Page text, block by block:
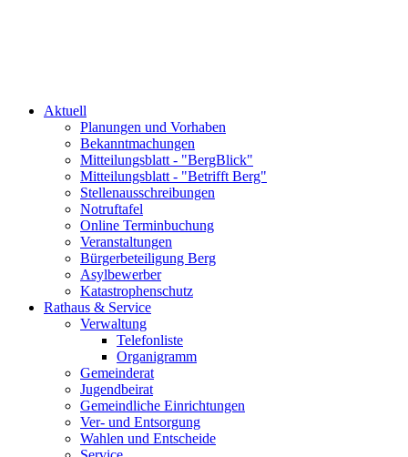
Aktuell
Planungen und Vorhaben
Bekanntmachungen
Mitteilungsblatt - "BergBlick"
Mitteilungsblatt - "Betrifft Berg"
Stellenausschreibungen
Notruftafel
Online Terminbuchung
Veranstaltungen
Bürgerbeteiligung Berg
Asylbewerber
Katastrophenschutz
Rathaus & Service
Verwaltung
Telefonliste
Organigramm
Gemeinderat
Jugendbeirat
Gemeindliche Einrichtungen
Ver- und Entsorgung
Wahlen und Entscheide